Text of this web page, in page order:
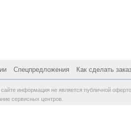
Спецпредложения Как сделать
информация не является публичной
сервисных центров.